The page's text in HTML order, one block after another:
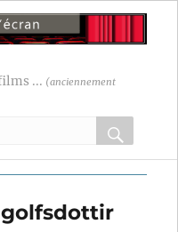
... (anciennement
OK